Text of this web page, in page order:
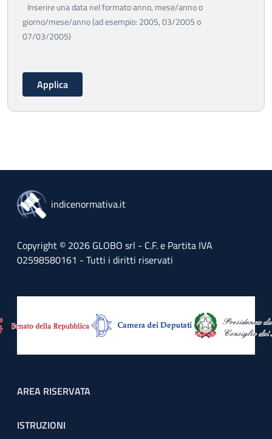
Inserire una data nel formato anno, mese/anno o
giorno/mese/anno (ad esempio: 2005, 03/2005 o
07/03/2005)
indicenormativa.it
Copyright © 2026 GLOBO srl - C.F. e Partita IVA
02598580161 - Tutti i diritti riservati
Footer menu
AREA RISERVATA
ISTRUZIONI